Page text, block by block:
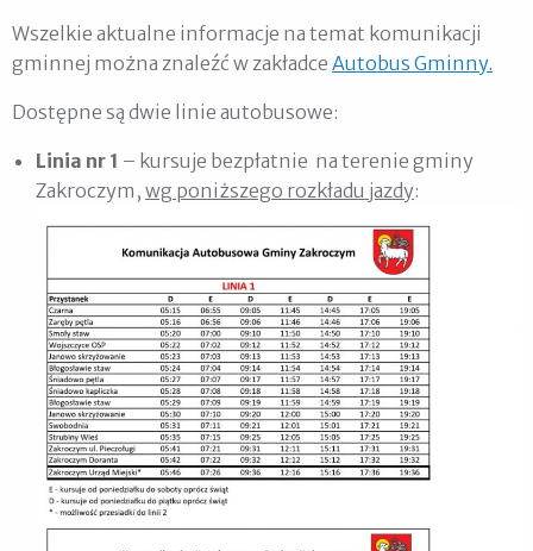
Wszelkie aktualne informacje na temat komunikacji
gminnej można znaleźć w zakładce Autobus Gminny.
Dostępne są dwie linie autobusowe:
Linia nr 1 – kursuje bezpłatnie na terenie gminy
Zakroczym, wg poniższego rozkładu jazdy: